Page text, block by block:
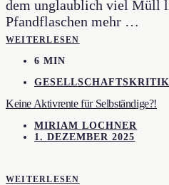
WEITERLESEN
6 MIN
GESELLSCHAFTSKRITIK
Keine Aktivrente für Selbständige?!
MIRIAM LOCHNER
1. DEZEMBER 2025
WEITERLESEN